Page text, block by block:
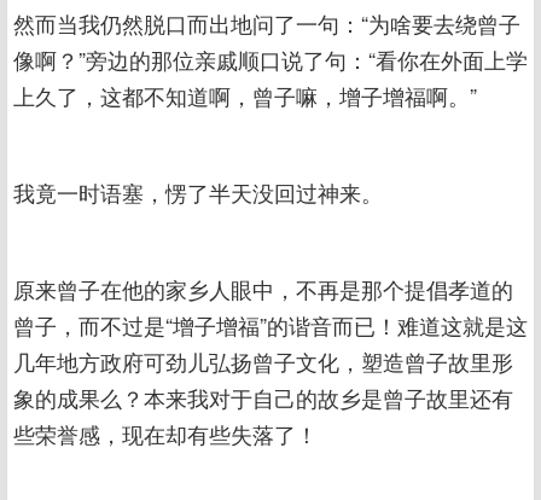
然而当我仍然脱口而出地问了一句：“为啥要去绕曾子
像啊？”旁边的那位亲戚顺口说了句：“看你在外面上学
上久了，这都不知道啊，曾子嘛，增子增福啊。”
我竟一时语塞，愣了半天没回过神来。
原来曾子在他的家乡人眼中，不再是那个提倡孝道的
曾子，而不过是“增子增福”的谐音而已！难道这就是这
几年地方政府可劲儿弘扬曾子文化，塑造曾子故里形
象的成果么？本来我对于自己的故乡是曾子故里还有
些荣誉感，现在却有些失落了！